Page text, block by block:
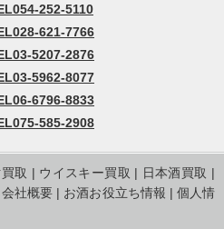
252-5110
621-7766
5207-2876
5962-8077
6796-8833
585-2908
取 | ウイスキー買取 | 日本酒買取 |
会社概要 | お酒お役立ち情報 | 個人情